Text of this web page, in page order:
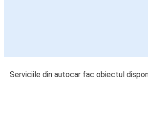
Serviciile din autocar fac obiectul